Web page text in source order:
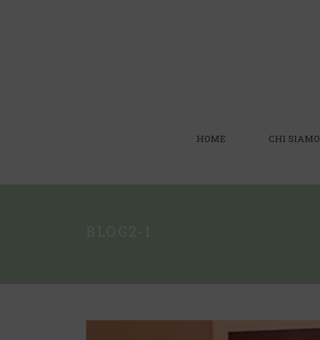
HOME CHI SIAMO